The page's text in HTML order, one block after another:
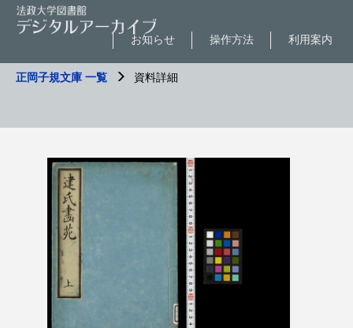
利用案内
操作方法
お知らせ
正岡子規文庫 一覧 資料詳細